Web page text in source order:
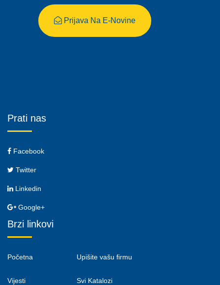
Prijava Na E-Novine
Prati nas
Facebook
Twitter
Linkedin
Google+
Brzi linkovi
Početna
Vijesti
Upišite vašu firmu
Svi Katalozi